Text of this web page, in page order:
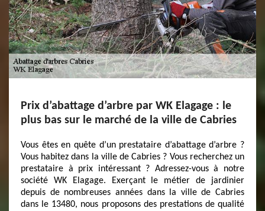
Prix d’abattage d’arbre par WK Elagage : le
plus bas sur le marché de la ville de Cabries
Vous êtes en quête d’un prestataire d’abattage d’arbre ?
Vous habitez dans la ville de Cabries ? Vous recherchez un
prestataire à prix intéressant ? Adressez-vous à notre
société WK Elagage. Exerçant le métier de jardinier
depuis de nombreuses années dans la ville de Cabries
dans le 13480, nous proposons des prestations de qualité